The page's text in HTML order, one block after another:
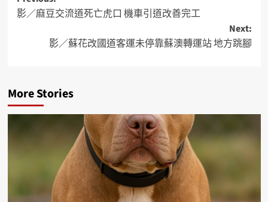
影／麻豆交流道死亡虎口 機車引道改善完工
Next:
影／蘇花改國道客運未停靠蘇澳轉運站 地方跳腳
More Stories